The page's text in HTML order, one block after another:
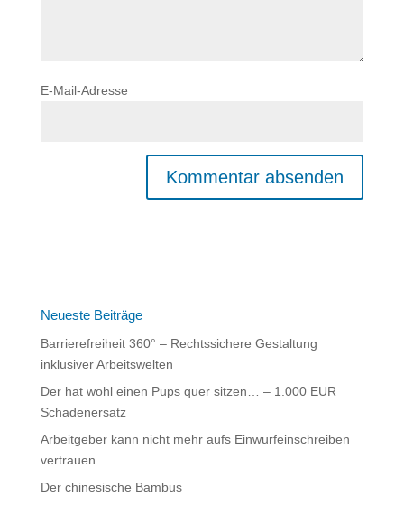
E-Mail-Adresse
n
v
e
:
Neueste Beiträge
Barrierefreiheit 360° – Rechtssichere Gestaltung
inklusiver Arbeitswelten
Der hat wohl einen Pups quer sitzen… – 1.000 EUR
Schadenersatz
Arbeitgeber kann nicht mehr aufs Einwurfeinschreiben
vertrauen
Der chinesische Bambus